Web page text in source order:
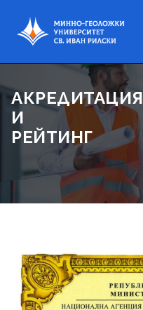
АКРЕДИТАЦИЯ
И
РЕЙТИНГ